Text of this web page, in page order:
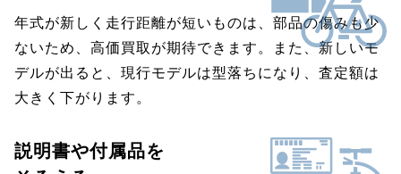
年式が新しく走行距離が短いものは、部品の傷みも少
ないため、高価買取が期待できます。また、新しいモ
デルが出ると、現行モデルは型落ちになり、査定額は
大きく下がります。
説明書や付属品を